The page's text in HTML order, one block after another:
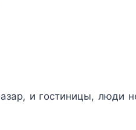
и гостиницы, люди